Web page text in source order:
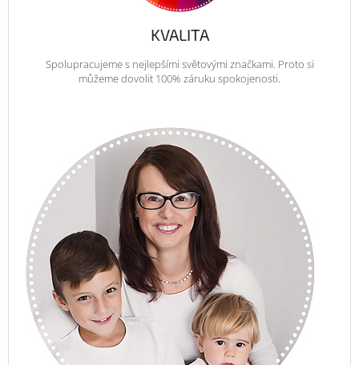
KVALITA
Spolupracujeme s nejlepšími světovými značkami. Proto si
můžeme dovolit 100% záruku spokojenosti.